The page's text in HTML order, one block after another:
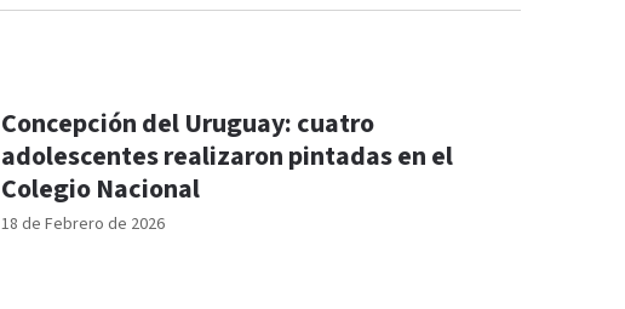
18 de Febrero de 2026
Concepción del Uruguay: cuatro
adolescentes realizaron pintadas en el
Colegio Nacional